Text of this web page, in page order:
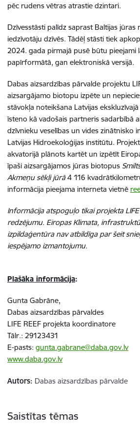
pēc rudens vētras atrastie dzintari.
Dzīvesstāsti palīdz saprast Baltijas jūras
iedzīvotāju dzīvēs. Tādēļ stāsti tiek
2024. gada pirmajā pusē būtu pieejami
papīrformātā, gan elektroniskā versijā.
Dabas aizsardzības pārvalde projektu
aizsargājamo biotopu izpēte un
stāvokļa noteikšana Latvijas
īsteno kā vadošais partneris sadarbībā
dzīvnieku veselības un vides zinātnisko
Latvijas Hidroekoloģijas institūtu.
akvatorijā plānots kartēt un izpētīt
īpaši aizsargājamos jūras biotopus
Akmeņu sēkļi jūrā4 116
informācija pieejama interneta vietnē
Informācija atspoguļo tikai projekta
redzējumu. Eiropas Klimata,
izpildaģentūra nav atbildīga par šeit
iespējamo izmantojumu.​
Plašāka informācija:
Gunta Gabrāne,
Dabas aizsardzības pārvaldes
LIFE REEF projekta koordinatore
Tālr.: 29123431
E-pasts: gunta.gabrane@daba.gov.lv
www.daba.gov.lv
Autors: Dabas aizsardzības pārvalde
Saistītas tēmas